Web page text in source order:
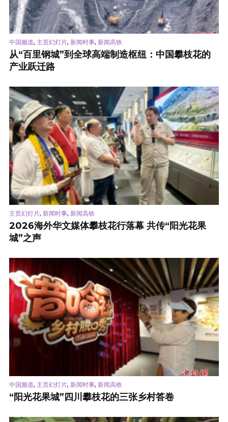
中国频道, 主页幻灯片, 新闻时事, 新闻高铁
从“百里钢城”到全球高端制造枢纽：中国攀枝花的
产业跃迁路
主页幻灯片, 新闻时事, 新闻高铁
2026海外华文媒体攀枝花行落幕 共传“阳光花果
城”之声
中国频道, 主页幻灯片, 新闻时事, 新闻高铁
“阳光花果城”四川攀枝花的三张乡村答卷